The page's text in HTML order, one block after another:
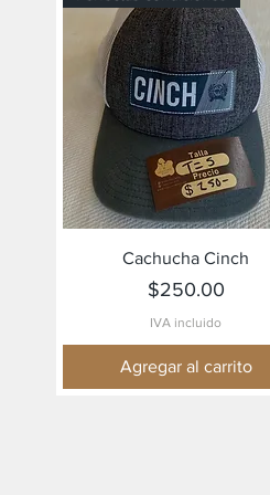
Vista rápida
Cachucha Cinch
Precio
$250.00
IVA incluido
Agregar al carrito